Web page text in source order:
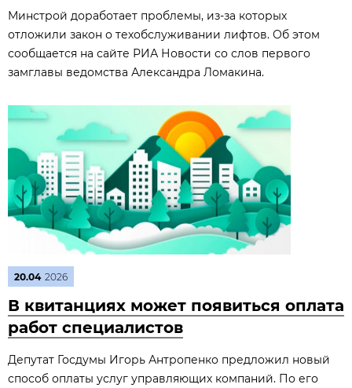
Минстрой доработает проблемы, из‑за которых
отложили закон о техобслуживании лифтов. Об этом
сообщается на сайте РИА Новости со слов первого
замглавы ведомства Александра Ломакина.
20.04 2026
В квитанциях может появиться оплата
работ специалистов
Депутат Госдумы Игорь Антропенко предложил новый
способ оплаты услуг управляющих компаний. По его